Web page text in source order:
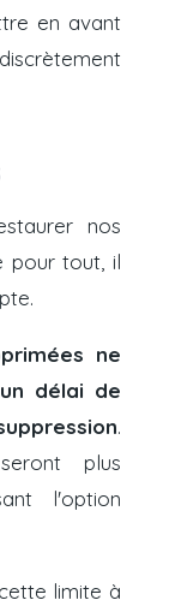
en avant
nos
pour tout, il
ne
délai de
.
plus
l'option
limite à